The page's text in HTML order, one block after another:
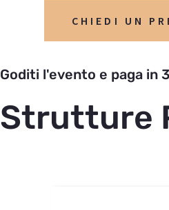
CHIEDI UN
Goditi l'evento e paga in
Strutture